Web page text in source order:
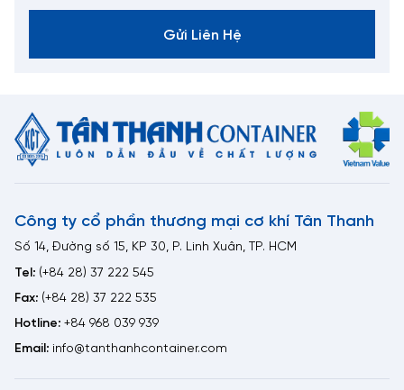
Gửi Liên Hệ
Công ty cổ phần thương mại cơ khí Tân Thanh
Số 14, Đường số 15, KP 30, P. Linh Xuân, TP. HCM
Tel: (+84 28) 37 222 545
Fax: (+84 28) 37 222 535
Hotline: +84 968 039 939
Email: info@tanthanhcontainer.com